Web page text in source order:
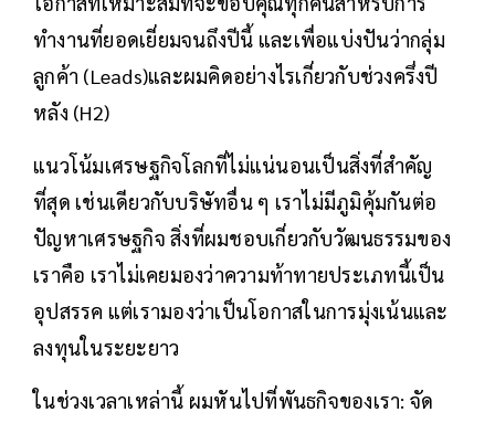
ทำงานที่ยอดเยี่ยมจนถึงปีนี้ และเพื่อแบ่งปันว่ากลุ่ม
ลูกค้า (Leads)และผมคิดอย่างไรเกี่ยวกับช่วงครึ่งปี
หลัง (H2)
แนวโน้มเศรษฐกิจโลกที่ไม่แน่นอนเป็นสิ่งที่สำคัญ
ที่สุด เช่นเดียวกับบริษัทอื่น ๆ เราไม่มีภูมิคุ้มกันต่อ
ปัญหาเศรษฐกิจ สิ่งที่ผมชอบเกี่ยวกับวัฒนธรรมของ
เราคือ เราไม่เคยมองว่าความท้าทายประเภทนี้เป็น
อุปสรรค แต่เรามองว่าเป็นโอกาสในการมุ่งเน้นและ
ลงทุนในระยะยาว
ในช่วงเวลาเหล่านี้ ผมหันไปที่พันธกิจของเรา: จัด